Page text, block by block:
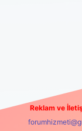
Reklam ve